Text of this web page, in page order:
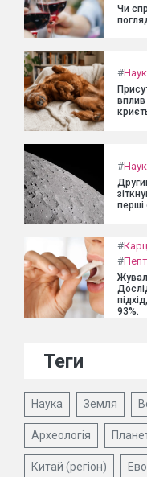
Чи
#
#
перші
#
#
93%.
Теги
Наука Земля
Археологія
Китай (регіон)